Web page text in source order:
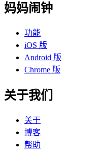
妈妈闹钟
功能
iOS 版
Android 版
Chrome 版
关于我们
关于
博客
帮助